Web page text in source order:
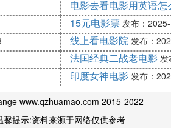
电影去看电影用英语怎
15元电影票 发布：
线上看电影院 发布：
法国经典二战老电影 发
印度女神电影 发布：
www.qzhuamao.com 2015-2022
馨提示:资料来源于网络仅供参考